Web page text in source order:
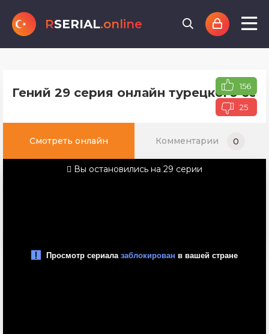
RSERIAL.online
Гений 29 серия онлайн турецкого156
25
Смотреть онлайн Комментарии 0
Вы остановились на 29 серии